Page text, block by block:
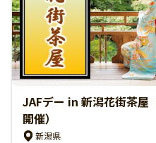
JAFデー in 新潟花街茶屋
開催）
新潟県